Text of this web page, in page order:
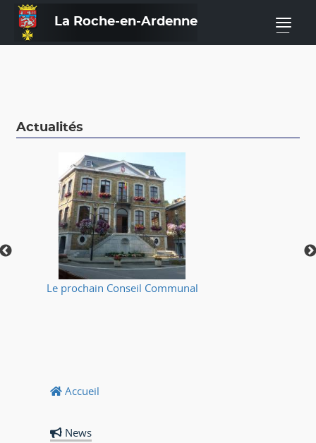
La Roche-en-Ardenne —
Actualités
Le prochain Conseil Communal
Accueil
News